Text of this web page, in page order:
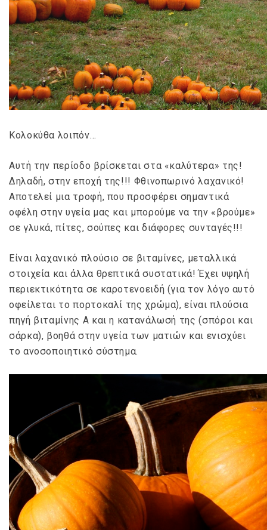
Κολοκύθα λοιπόν…
Αυτή την περίοδο βρίσκεται στα «καλύτερα» της!
Δηλαδή, στην εποχή της!!! Φθινοπωρινό λαχανικό!
Αποτελεί μια τροφή, που προσφέρει σημαντικά
οφέλη στην υγεία μας και μπορούμε να την «βρούμε»
σε γλυκά, πίτες, σούπες και διάφορες συνταγές!!!
Είναι λαχανικό πλούσιο σε βιταμίνες, μεταλλικά
στοιχεία και άλλα θρεπτικά συστατικά! Έχει υψηλή
περιεκτικότητα σε καροτενοειδή (για τον λόγο αυτό
οφείλεται το πορτοκαλί της χρώμα), είναι πλούσια
πηγή βιταμίνης Α και η κατανάλωσή της (σπόροι και
σάρκα), βοηθά στην υγεία των ματιών και ενισχύει
το ανοσοποιητικό σύστημα.